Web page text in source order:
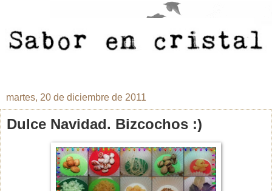
martes, 20 de diciembre de 2011
Dulce Navidad. Bizcochos :)